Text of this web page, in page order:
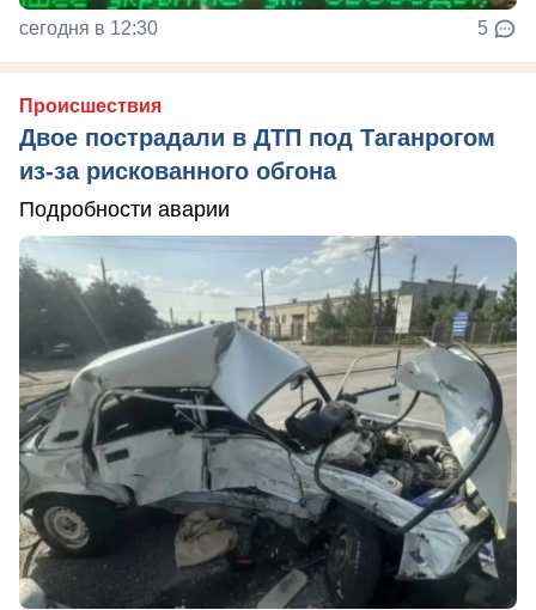
сегодня в 12:30 5
Происшествия
Двое пострадали в ДТП под Таганрогом
из-за рискованного обгона
Подробности аварии